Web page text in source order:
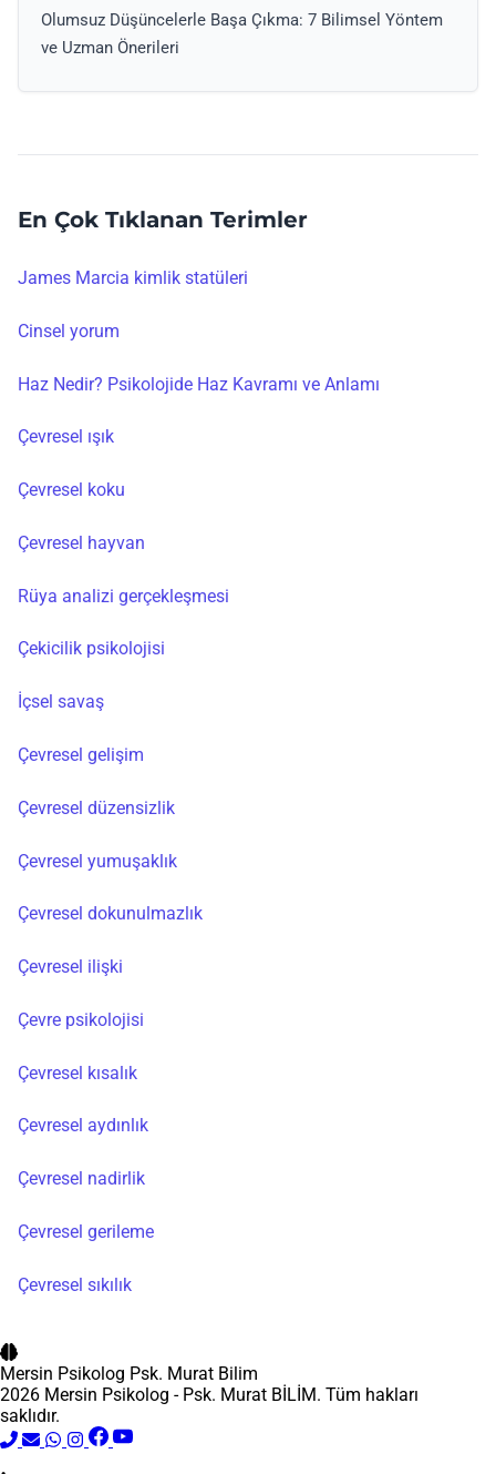
Olumsuz Düşüncelerle Başa Çıkma: 7 Bilimsel Yöntem
ve Uzman Önerileri
En Çok Tıklanan Terimler
James Marcia kimlik statüleri
Cinsel yorum
Haz Nedir? Psikolojide Haz Kavramı ve Anlamı
Çevresel ışık
Çevresel koku
Çevresel hayvan
Rüya analizi gerçekleşmesi
Çekicilik psikolojisi
İçsel savaş
Çevresel gelişim
Çevresel düzensizlik
Çevresel yumuşaklık
Çevresel dokunulmazlık
Çevresel ilişki
Çevre psikolojisi
Çevresel kısalık
Çevresel aydınlık
Çevresel nadirlik
Çevresel gerileme
Çevresel sıkılık
Mersin Psikolog Psk. Murat Bilim
2026 Mersin Psikolog - Psk. Murat BİLİM. Tüm hakları
saklıdır.